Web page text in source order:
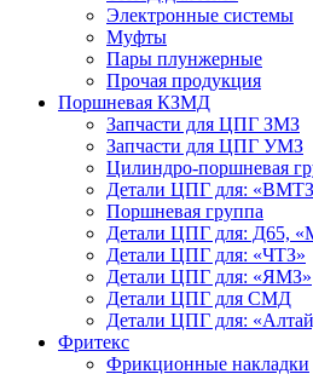
Электронные системы
Муфты
Пары плунжерные
Прочая продукция
Поршневая КЗМД
Запчасти для ЦПГ ЗМЗ
Запчасти для ЦПГ УМЗ
Цилиндро-поршневая
Детали ЦПГ для:
Поршневая группа
Детали ЦПГ для: Д65,
Детали ЦПГ для: «ЧТЗ»
Детали ЦПГ для: «ЯМЗ»
Детали ЦПГ для СМД
Детали ЦПГ для:
Фритекс
Фрикционные накладки